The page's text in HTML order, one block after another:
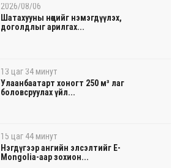
2026/08/06
Шатахууны нөөцийг нэмэгдүүлэх,
доголдлыг арилгах...
13 цаг 34 минут
Улаанбаатарт хоногт 250 м³ лаг
боловсруулах үйл...
15 цаг 44 минут
Нэгдүгээр ангийн элсэлтийг E-
Mongolia-аар зохион...